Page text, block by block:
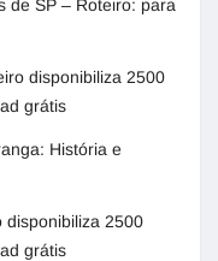
de SP – Roteiro: para
disponibiliza 2500
grátis
História e
disponibiliza 2500
grátis